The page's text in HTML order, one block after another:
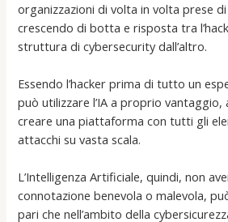
organizzazioni di volta in volta prese
crescendo di botta e risposta tra
struttura di cybersecurity dall’altro.
Essendo l’hacker prima di tutto un
può utilizzare l’IA a proprio
creare una piattaforma con tutti gli
attacchi su vasta scala.
L’Intelligenza Artificiale, quindi, non
connotazione benevola o malevola,
pari che nell’ambito della